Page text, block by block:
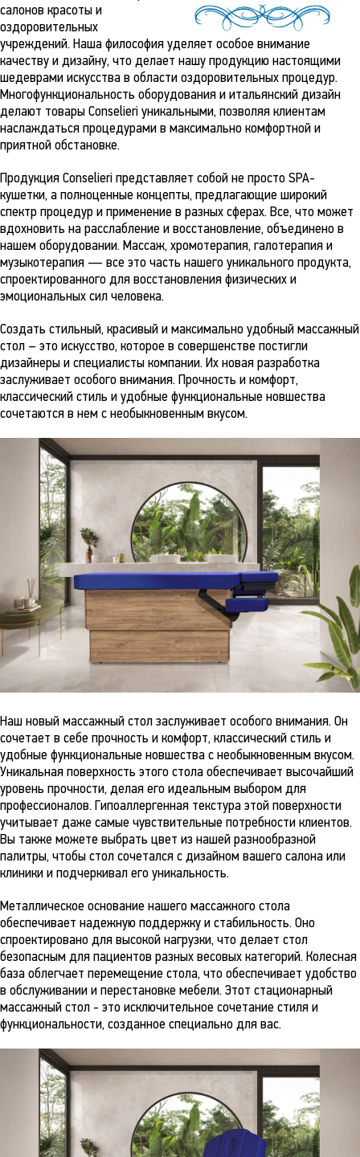
салонов красоты и
оздоровительных
учреждений. Наша философия уделяет особое внимание
качеству и дизайну, что делает нашу продукцию настоящими
шедеврами искусства в области оздоровительных процедур.
Многофункциональность оборудования и итальянский дизайн
делают товары Conselieri уникальными, позволяя клиентам
наслаждаться процедурами в максимально комфортной и
приятной обстановке.
Продукция Conselieri представляет собой не просто SPA-
кушетки, а полноценные концепты, предлагающие широкий
спектр процедур и применение в разных сферах. Все, что может
вдохновить на расслабление и восстановление, объединено в
нашем оборудовании. Массаж, хромотерапия, галотерапия и
музыкотерапия — все это часть нашего уникального продукта,
спроектированного для восстановления физических и
эмоциональных сил человека.
Создать стильный, красивый и максимально удобный массажный
стол – это искусство, которое в совершенстве постигли
дизайнеры и специалисты компании. Их новая разработка
заслуживает особого внимания. Прочность и комфорт,
классический стиль и удобные функциональные новшества
сочетаются в нем с необыкновенным вкусом.
Наш новый массажный стол заслуживает особого внимания. Он
сочетает в себе прочность и комфорт, классический стиль и
удобные функциональные новшества с необыкновенным вкусом.
Уникальная поверхность этого стола обеспечивает высочайший
уровень прочности, делая его идеальным выбором для
профессионалов. Гипоаллергенная текстура этой поверхности
учитывает даже самые чувствительные потребности клиентов.
Вы также можете выбрать цвет из нашей разнообразной
палитры, чтобы стол сочетался с дизайном вашего салона или
клиники и подчеркивал его уникальность.
Металлическое основание нашего массажного стола
обеспечивает надежную поддержку и стабильность. Оно
спроектировано для высокой нагрузки, что делает стол
безопасным для пациентов разных весовых категорий. Колесная
база облегчает перемещение стола, что обеспечивает удобство
в обслуживании и перестановке мебели. Этот стационарный
массажный стол - это исключительное сочетание стиля и
функциональности, созданное специально для вас.